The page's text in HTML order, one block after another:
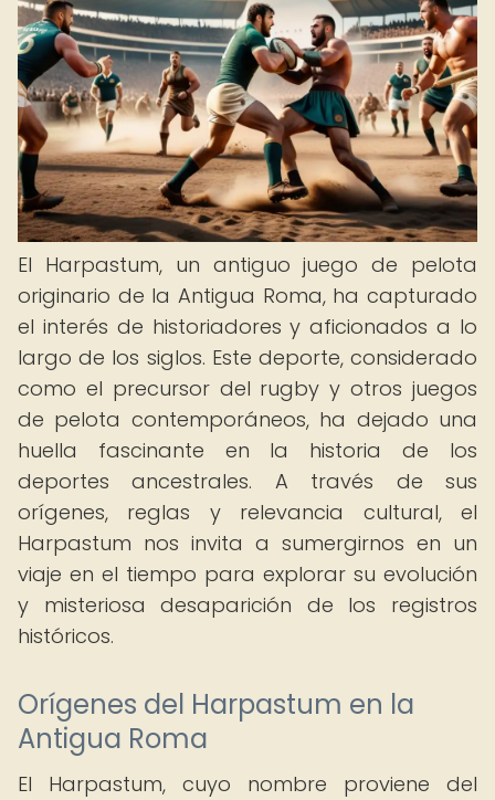
El Harpastum, un antiguo juego de pelota
originario de la Antigua Roma, ha capturado
el interés de historiadores y aficionados a lo
largo de los siglos. Este deporte, considerado
como el precursor del rugby y otros juegos
de pelota contemporáneos, ha dejado una
huella fascinante en la historia de los
deportes ancestrales. A través de sus
orígenes, reglas y relevancia cultural, el
Harpastum nos invita a sumergirnos en un
viaje en el tiempo para explorar su evolución
y misteriosa desaparición de los registros
históricos.
Orígenes del Harpastum en la
Antigua Roma
El Harpastum, cuyo nombre proviene del